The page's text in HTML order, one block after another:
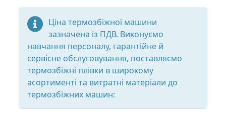
Ціна термозбіжної машини
зазначена із ПДВ. Виконуємо
навчання персоналу, гарантійне й
сервісне обслуговування, поставляємо
термозбіжні плівки в широкому
асортименті та витратні матеріали до
термозбіжних машин: